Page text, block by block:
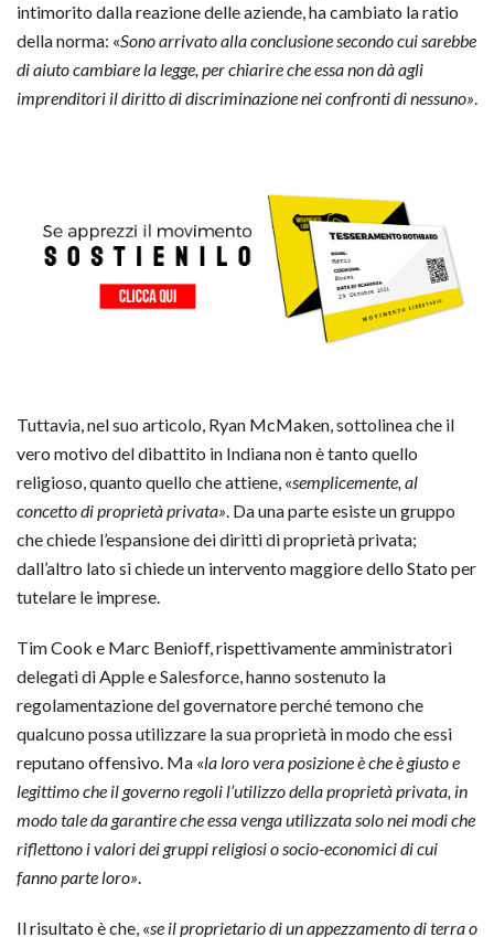
intimorito dalla reazione delle aziende, ha cambiato la ratio
della norma: «Sono arrivato alla conclusione secondo cui sarebbe
di aiuto cambiare la legge, per chiarire che essa non dà agli
imprenditori il diritto di discriminazione nei confronti di nessuno».
Tuttavia, nel suo articolo, Ryan McMaken, sottolinea che il
vero motivo del dibattito in Indiana non è tanto quello
religioso, quanto quello che attiene, «semplicemente, al
concetto di proprietà privata». Da una parte esiste un gruppo
che chiede l’espansione dei diritti di proprietà privata;
dall’altro lato si chiede un intervento maggiore dello Stato per
tutelare le imprese.
Tim Cook e Marc Benioff, rispettivamente amministratori
delegati di Apple e Salesforce, hanno sostenuto la
regolamentazione del governatore perché temono che
qualcuno possa utilizzare la sua proprietà in modo che essi
reputano offensivo. Ma «la loro vera posizione è che è giusto e
legittimo che il governo regoli l’utilizzo della proprietà privata, in
modo tale da garantire che essa venga utilizzata solo nei modi che
riflettono i valori dei gruppi religiosi o socio-economici di cui
fanno parte loro».
Il risultato è che, «se il proprietario di un appezzamento di terra o